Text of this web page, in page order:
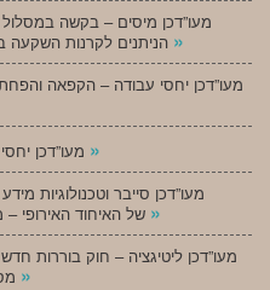
מעו”דכן מיסים – בקשה
»
»
מעו”דכן סייבר וטכנולוגיות
»
מעו”דכן ליטיגציה – חוק בוררות
»